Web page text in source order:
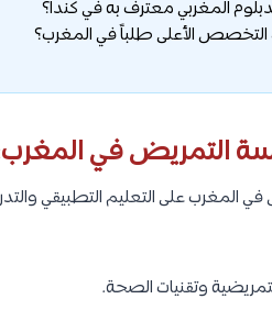
التمريض في
المغرب على التعليم التطبيقي
وتقنيات الصحة.